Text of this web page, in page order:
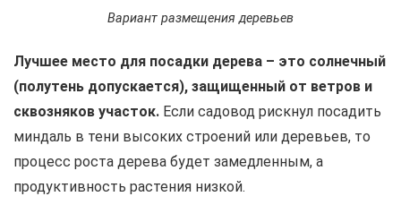
Вариант размещения деревьев
Лучшее место для посадки дерева – это солнечный
(полутень допускается), защищенный от ветров и
сквозняков участок. Если садовод рискнул посадить
миндаль в тени высоких строений или деревьев, то
процесс роста дерева будет замедленным, а
продуктивность растения низкой.